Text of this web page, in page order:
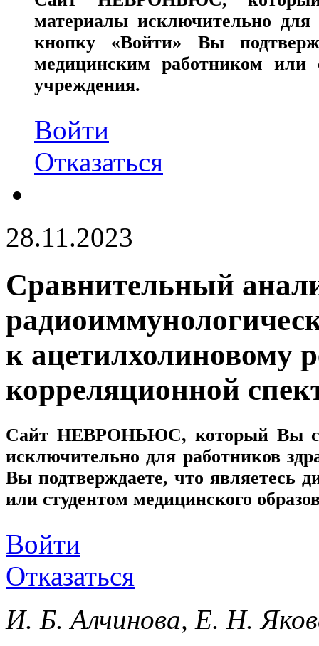
материалы исключительно для
кнопку «Войти» Вы
медицинским работником или
учреждения.
Войти
Отказаться
28.11.2023
Сравнительный
к ацетилхолиновому
корреляционной
Сайт НЕВРОНЬЮС, который Вы
исключительно для работников
Вы подтверждаете, что являетесь
или студентом медицинского
Войти
Отказаться
И. Б. Алчинова, Е. Н.